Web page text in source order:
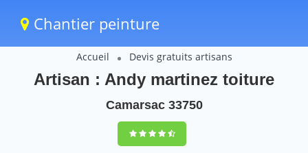
Chantier peinture
Accueil Devis gratuits artisans
Artisan : Andy martinez toiture
Camarsac 33750